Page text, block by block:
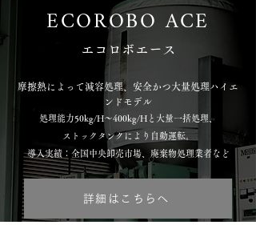
ECOROBO ACE
エコロボエース
摩擦熱によって減容処理、安全かつ大量処理ハイエ
ンドモデル
処理能力50kg/H～400kg/Hと大量一括処理、
ストックタンクにより自動運転。
導入実績：全国中央卸売市場、廃棄物処理業者など
詳細はこちらへ